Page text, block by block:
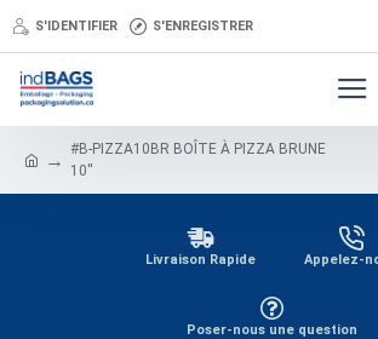
S'IDENTIFIER S'ENREGISTRER
#B-PIZZA10BR BOÎTE À PIZZA BRUNE
10''
Livraison Rapide Appelez-
Poser-nous une question